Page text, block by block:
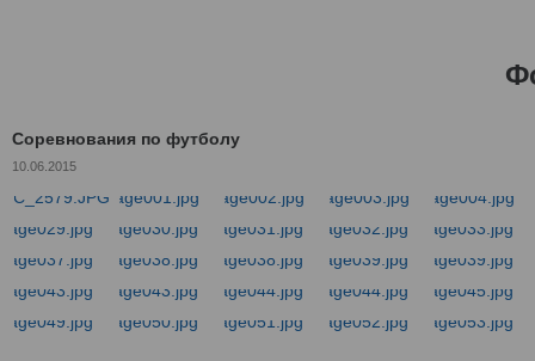
Соревнования по футболу
10.06.2015